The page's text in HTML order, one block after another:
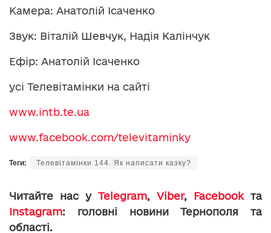
Камера: Анатолій Ісаченко
Звук: Віталій Шевчук, Надія Калінчук
Ефір: Анатолій Ісаченко
усі Телевітамінки на сайті
www.intb.te.ua
www.facebook.com/televitaminky
Теги: Телевітамінки 144. Як написати казку?
Читайте нас у Telegram, Viber, Facebookта
Instagram: головні новини Тернополя та
області.